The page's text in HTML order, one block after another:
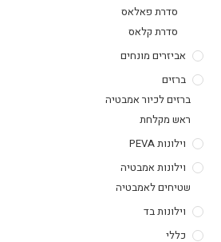
סדרת פאלאס
סדרת קלאס
אביזרים מונחים
ברזים
ברזים לכיור אמבטיה
ראש מקלחת
וילונות PEVA
וילונות אמבטיה
שטיחים לאמבטיה
וילונות בד
כללי